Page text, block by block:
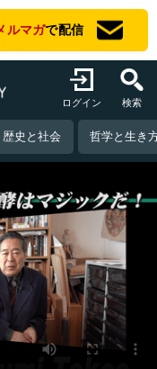
ルマガで配信
ログイン 検索
歴史と社会 哲学と生き